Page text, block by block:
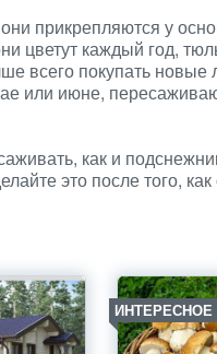
прикрепляются у
цветут каждый год,
всего покупать новые
или июне,
как и
это после того,
ИНТЕРЕСНОЕ